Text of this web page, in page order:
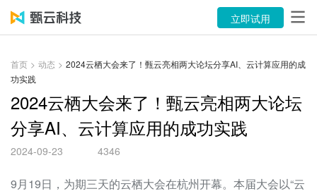
产品
资源中心
关于
语言
立即试用
首页 > 动态 > 2024云栖大会来了！甄云亮相两大论坛分享AI、云计算应用的成
功实践
2024云栖大会来了！甄云亮相两大论坛
分享AI、云计算应用的成功实践
2024-09-23 4346
9月19日，为期三天的云栖大会在杭州开幕。本届大会以“云